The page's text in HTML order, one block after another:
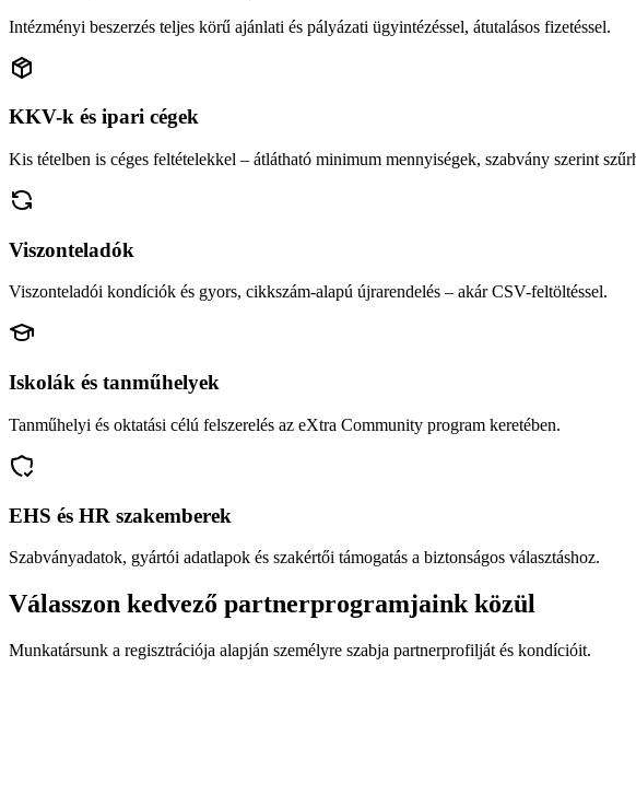
Intézményi beszerzés teljes körű ajánlati és pályázati ügyintézéssel, átutalásos fizetéssel.
KKV-k és ipari cégek
Kis tételben is céges feltételekkel – átlátható minimum mennyiségek, szabvány szerint
Viszonteladók
Viszonteladói kondíciók és gyors, cikkszám-alapú újrarendelés – akár CSV-feltöltéssel.
Iskolák és tanműhelyek
Tanműhelyi és oktatási célú felszerelés az eXtra Community program keretében.
EHS és HR szakemberek
Szabványadatok, gyártói adatlapok és szakértői támogatás a biztonságos választáshoz.
Válasszon kedvező partnerprogramjaink közül
Munkatársunk a regisztrációja alapján személyre szabja partnerprofilját és kondícióit.